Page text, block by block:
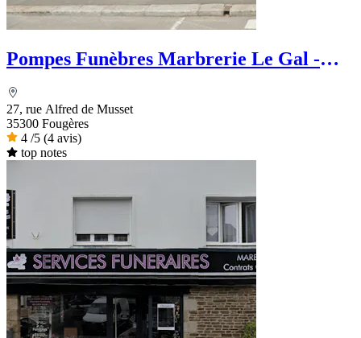
Pompes Funèbres Marbrerie Le Gal -
27, rue Alfred de Musset
35300 Fougères
4 /5 (4 avis)
top notes